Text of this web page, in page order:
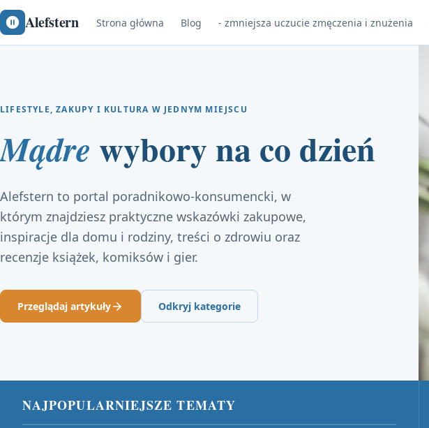
Alefstern Strona główna Blog - zmniejsza uczucie zmęczenia i znużenia
LIFESTYLE, ZAKUPY I KULTURA W JEDNYM MIEJSCU
Mądre wybory na co dzień
Alefstern to portal poradnikowo-konsumencki, w
którym znajdziesz praktyczne wskazówki zakupowe,
inspiracje dla domu i rodziny, treści o zdrowiu oraz
recenzje książek, komiksów i gier.
Przeglądaj artykuły Odkryj kategorie
NAJPOPULARNIEJSZE TEMATY